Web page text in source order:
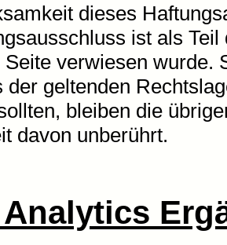
dieses
ist als
verwiesen wurde.
der geltenden
bleiben die
davon unberührt.